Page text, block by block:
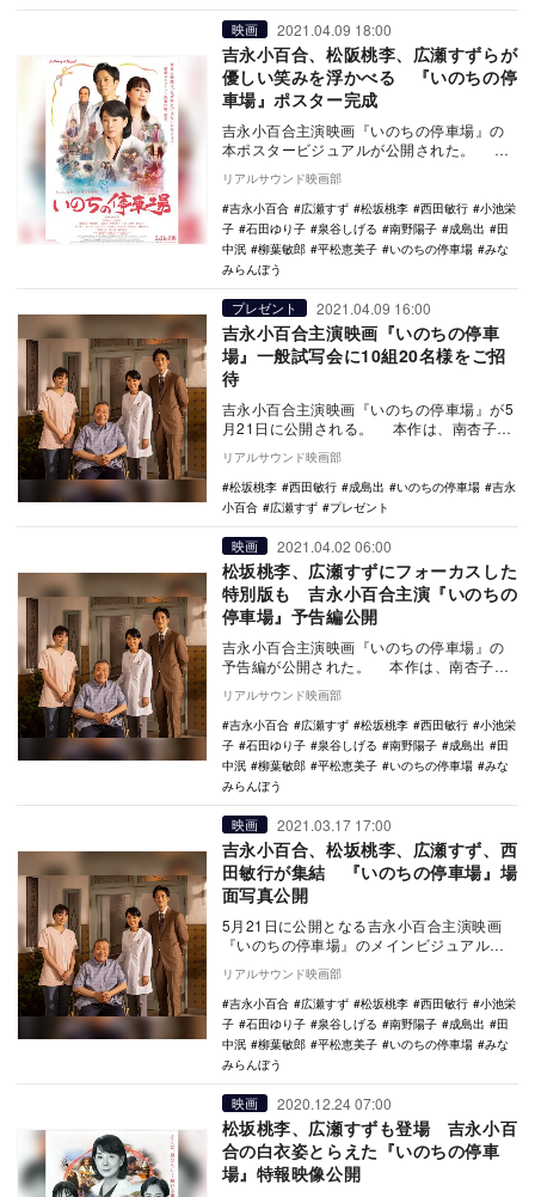
映画 2021.04.09 18:00
吉永小百合、松阪桃李、広瀬すずらが
優しい笑みを浮かべる 『いのちの停
車場』ポスター完成
吉永小百合主演映画『いのちの停車場』の
本ポスタービジュアルが公開された。 本
作は、南杏子の同名小説を映画化したヒュ
ーマン…
リアルサウンド映画部
吉永小百合
広瀬すず 松坂桃李 西田敏行
小池栄
子
石田ゆり子 泉谷しげる 南野陽子 成島出
田
中泯
柳葉敏郎 平松恵美子 いのちの停車場
みな
みらんぼう
プレゼント 2021.04.09 16:00
吉永小百合主演映画『いのちの停車
場』一般試写会に10組20名様をご招
待
吉永小百合主演映画『いのちの停車場』が5
月21日に公開される。 本作は、南杏子の
同名小説を、『ソロモンの偽証 前篇・事件
／後…
リアルサウンド映画部
松坂桃李
西田敏行 成島出 いのちの停車場
吉永
小百合
広瀬すず プレゼント
映画 2021.04.02 06:00
松坂桃李、広瀬すずにフォーカスした
特別版も 吉永小百合主演『いのちの
停車場』予告編公開
吉永小百合主演映画『いのちの停車場』の
予告編が公開された。 本作は、南杏子の
同名小説を映画化したヒューマンドラマ。
今の日本の…
リアルサウンド映画部
吉永小百合
広瀬すず 松坂桃李 西田敏行
小池栄
子
石田ゆり子 泉谷しげる 南野陽子 成島出
田
中泯
柳葉敏郎 平松恵美子 いのちの停車場
みな
みらんぼう
映画 2021.03.17 17:00
吉永小百合、松坂桃李、広瀬すず、西
田敏行が集結 『いのちの停車場』場
面写真公開
5月21日に公開となる吉永小百合主演映画
『いのちの停車場』のメインビジュアルと
場面写真が公開された。 本作は、南杏子
の同名小…
リアルサウンド映画部
吉永小百合
広瀬すず 松坂桃李 西田敏行
小池栄
子
石田ゆり子 泉谷しげる 南野陽子 成島出
田
中泯
柳葉敏郎 平松恵美子 いのちの停車場
みな
みらんぼう
映画 2020.12.24 07:00
松坂桃李、広瀬すずも登場 吉永小百
合の白衣姿とらえた『いのちの停車
場』特報映像公開